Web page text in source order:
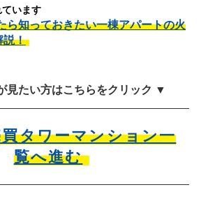
います
ら知っておきたい一棟アパートの火
説！
見たい方はこちらをクリック ▼
タワーマンション一
覧へ進む